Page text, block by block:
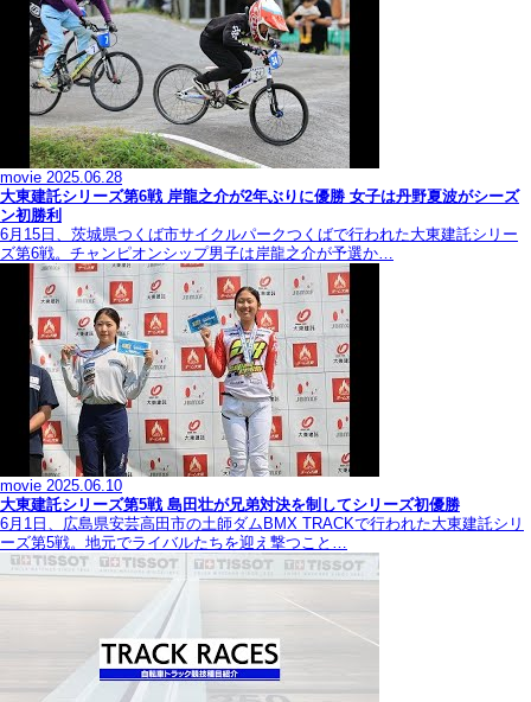
movie 2025.06.28
大東建託シリーズ第6戦 岸龍之介が2年ぶりに優勝 女子は丹野夏波がシーズ
ン初勝利
6月15日、茨城県つくば市サイクルパークつくばで行われた大東建託シリー
ズ第6戦。チャンピオンシップ男子は岸龍之介が予選か…
movie 2025.06.10
大東建託シリーズ第5戦 島田壮が兄弟対決を制してシリーズ初優勝
6月1日、広島県安芸高田市の土師ダムBMX TRACKで行われた大東建託シリ
ーズ第5戦。地元でライバルたちを迎え撃つこと…